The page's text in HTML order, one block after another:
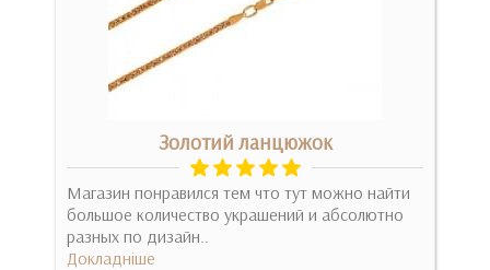
Золотий ланцюжок
Магазин понравился тем что тут можно найти
большое количество украшений и абсолютно
разных по дизайн..
Докладніше